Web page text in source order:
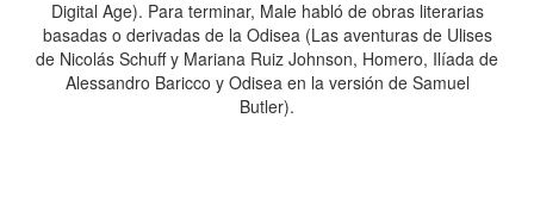
Digital Age). Para terminar, Male habló de obras literarias
basadas o derivadas de la Odisea (Las aventuras de Ulises
de Nicolás Schuff y Mariana Ruiz Johnson, Homero, Ilíada de
Alessandro Baricco y Odisea en la versión de Samuel
Butler).